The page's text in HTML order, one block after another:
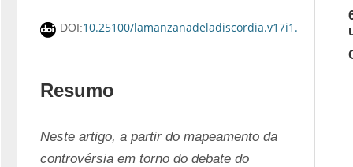
DOI:10.25100/lamanzanadeladiscordia.v17i1.12189
Resumo
Neste artigo, a partir do mapeamento da
controvérsia em torno do debate do